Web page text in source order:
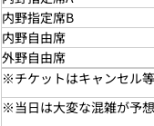
内野指定席B
内野自由席
外野自由席
※チケットはキャンセル
※当日は大変な混雑が予